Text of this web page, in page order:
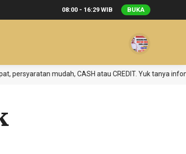
08:00 - 16:29 WIB BUKA
mudah, CASH atau CREDIT. Yuk tanya infonya